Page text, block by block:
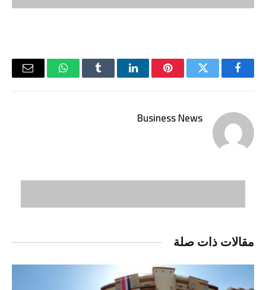
فيسبوكتويتر بينتيريستلينكدإن Tumblr واتسابالبريد
Business News
مقالات ذات صلة